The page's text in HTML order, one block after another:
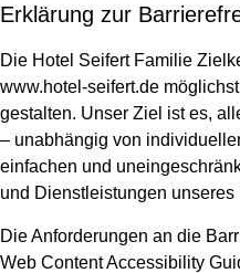
Erklärung zur
Die Hotel Seifert Familie
www.hotel-seifert.de
gestalten. Unser Ziel ist es,
– unabhängig von
einfachen und
und Dienstleistungen
Die Anforderungen an die
Web Content Accessibility